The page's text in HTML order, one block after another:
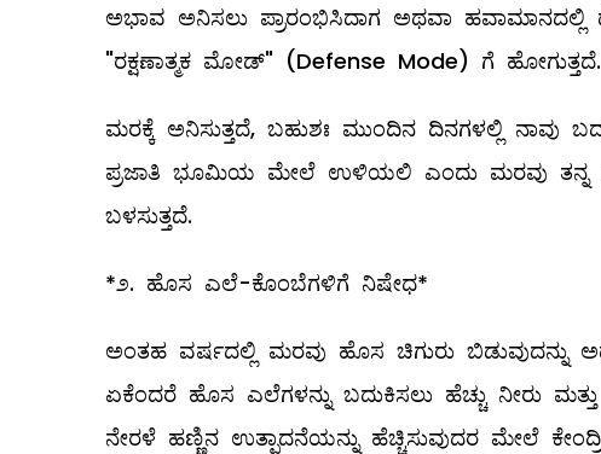
ಅಭಾವ ಅನಿಸಲು ಪ್ರಾರಂಭಿಸಿದಾಗ ಅಥವಾ
"ರಕ್ಷಣಾತ್ಮಕ ಮೋಡ್" (Defense Mode) ಗೆ ಹೋಗುತ್ತದೆ.
ಮರಕ್ಕೆ ಅನಿಸುತ್ತದೆ, ಬಹುಶಃ ಮುಂದಿನ ದಿನಗಳಲ್ಲಿ ನಾವು
ಪ್ರಜಾತಿ ಭೂಮಿಯ ಮೇಲೆ ಉಳಿಯಲಿ ಎಂದು ಮರವು ತನ್ನ
ಬಳಸುತ್ತದೆ.
*೨. ಹೊಸ ಎಲೆ-ಕೊಂಬೆಗಳಿಗೆ ನಿಷೇಧ*
ಅಂತಹ ವರ್ಷದಲ್ಲಿ ಮರವು ಹೊಸ ಚಿಗುರು ಬಿಡುವುದನ್ನು
ಏಕೆಂದರೆ ಹೊಸ ಎಲೆಗಳನ್ನು ಬದುಕಿಸಲು ಹೆಚ್ಚು ನೀರು
ನೇರಳೆ ಹಣ್ಣಿನ ಉತ್ಪಾದನೆಯನ್ನು ಹೆಚ್ಚಿಸುವುದರ ಮೇಲೆ